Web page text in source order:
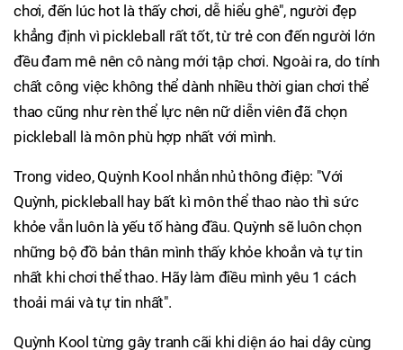
chơi, đến lúc hot là thấy chơi, dễ hiểu ghê", người đẹp
khẳng định vì pickleball rất tốt, từ trẻ con đến người lớn
đều đam mê nên cô nàng mới tập chơi. Ngoài ra, do tính
chất công việc không thể dành nhiều thời gian chơi thể
thao cũng như rèn thể lực nên nữ diễn viên đã chọn
pickleball là môn phù hợp nhất với mình.
Trong video, Quỳnh Kool nhắn nhủ thông điệp: "Với
Quỳnh, pickleball hay bất kì môn thể thao nào thì sức
khỏe vẫn luôn là yếu tố hàng đầu. Quỳnh sẽ luôn chọn
những bộ đồ bản thân mình thấy khỏe khoắn và tự tin
nhất khi chơi thể thao. Hãy làm điều mình yêu 1 cách
thoải mái và tự tin nhất".
Quỳnh Kool từng gây tranh cãi khi diện áo hai dây cùng